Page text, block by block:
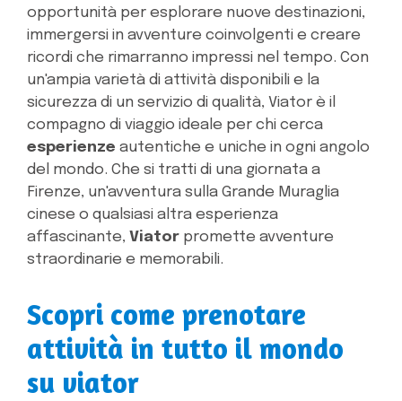
opportunità per esplorare nuove destinazioni,
immergersi in avventure coinvolgenti e creare
ricordi che rimarranno impressi nel tempo. Con
un'ampia varietà di attività disponibili e la
sicurezza di un servizio di qualità, Viator è il
compagno di viaggio ideale per chi cerca
esperienze autentiche e uniche in ogni angolo
del mondo. Che si tratti di una giornata a
Firenze, un'avventura sulla Grande Muraglia
cinese o qualsiasi altra esperienza
affascinante, Viator promette avventure
straordinarie e memorabili.
Scopri come prenotare
attività in tutto il mondo
su viator